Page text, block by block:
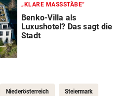
„KLARE MASSSTÄBE“
Benko-Villa als
Luxushotel? Das sagt die
Stadt
Niederösterreich Steiermark